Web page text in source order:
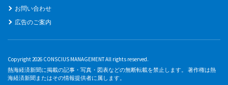
お問い合わせ
広告のご案内
Copyright 2026 CONSCIUS MANAGEMENT All rights reserved.
熱海経済新聞に掲載の記事・写真・図表などの無断転載を禁止します。 著作権は熱
海経済新聞またはその情報提供者に属します。